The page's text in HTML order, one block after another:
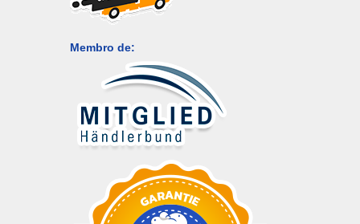
Membro de: